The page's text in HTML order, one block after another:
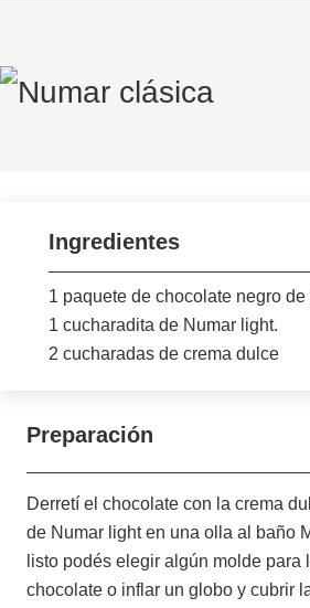
Ingredientes
1 paquete de chocolate negro
1 cucharadita de Numar light.
2 cucharadas de crema dulce
Preparación
Derretí el chocolate con la crema
de Numar light en una olla al baño
listo podés elegir algún molde para
chocolate o inflar un globo y cubrir